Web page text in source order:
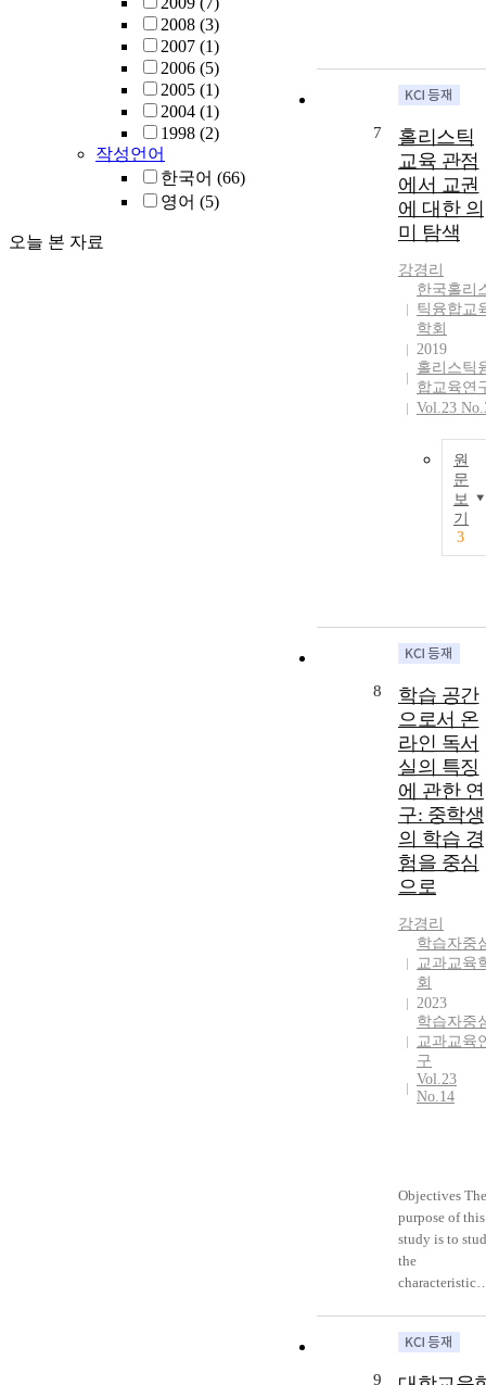
2008 (3)
2007 (1)
2006 (5)
2005 (1)
2004 (1)
1998 (2)
작성언어
한국어 (66)
영어 (5)
오늘 본 자료
7
홀리스틱
교육 관점
에서 교권
에 대한 의
미 탐색
강경리
한국홀리
틱융합교
학회
2019
홀리스틱
합교육연
Vol.23
원
문
보
기
3
8
학습 공간
으로서 온
라인 독서
실의 특징
에 관한 연
구: 중학생
의 학습 경
험을 중심
으로
강경리
학습자중
교과교육
회
2023
학습자중
교과교육
구
Vol.23
No.14
Objectives The
purpose of this
study is to
the
characteristics
as a learning
9